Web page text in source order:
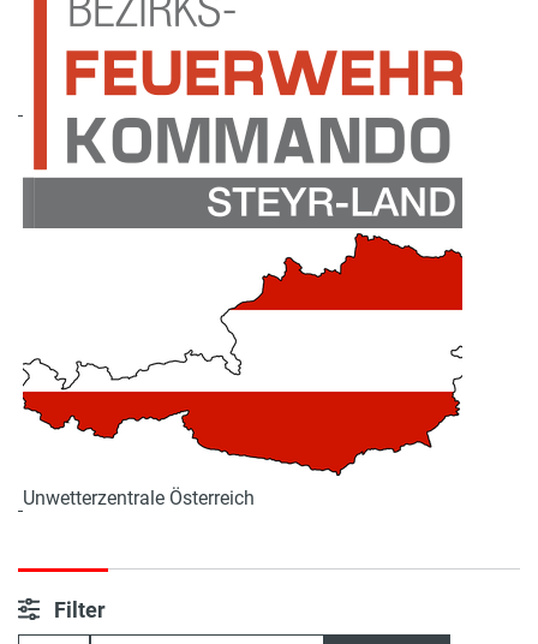
Unwetterzentrale Österreich
Filter